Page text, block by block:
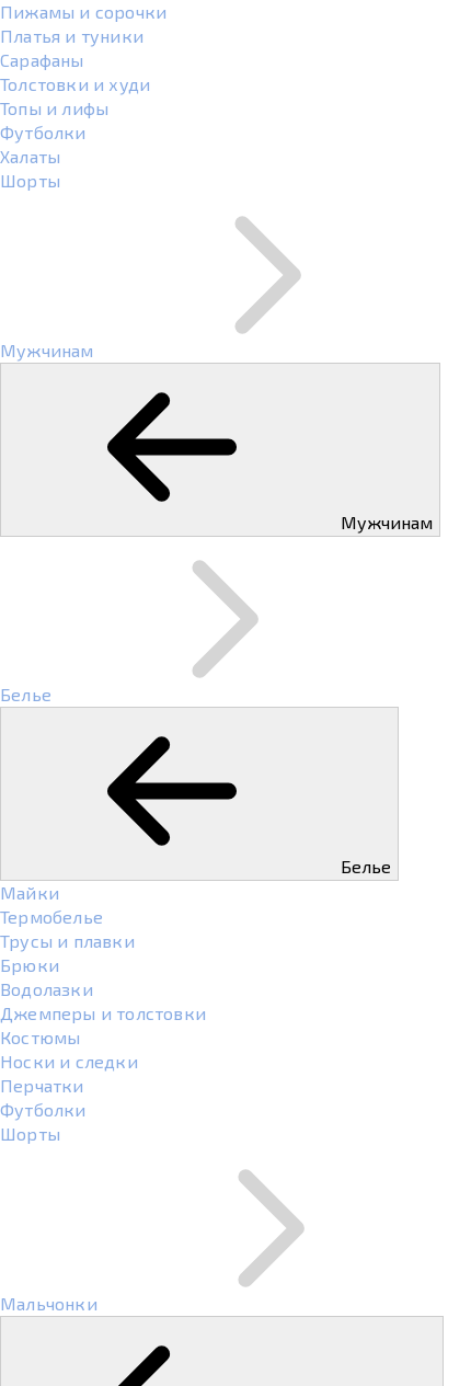
Пижамы и сорочки
Платья и туники
Сарафаны
Толстовки и худи
Топы и лифы
Футболки
Халаты
Шорты
Мужчинам
Мужчинам
Белье
Белье
Майки
Термобелье
Трусы и плавки
Брюки
Водолазки
Джемперы и толстовки
Костюмы
Носки и следки
Перчатки
Футболки
Шорты
Мальчонки